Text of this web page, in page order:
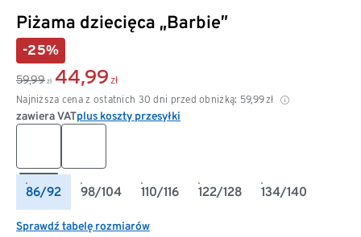
Piżama dziecięca „Barbie”
-25%
59,99 zł 44,99 zł
Najniższa cena z ostatnich 30 dni przed obniżką: 59,99 zł
zawiera VATplus koszty przesyłki
86/92 98/104 110/116 122/128 134/140
Sprawdź tabelę rozmiarów